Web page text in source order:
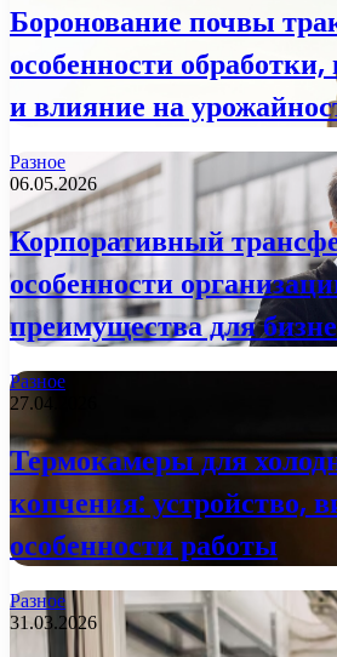
Боронование почвы
особенности
и влияние на
Разное
06.05.2026
Корпоративный
особенности
преимущества для
Разное
27.04.2026
Термокамеры для
копчения: устройство,
особенности работы
Разное
31.03.2026